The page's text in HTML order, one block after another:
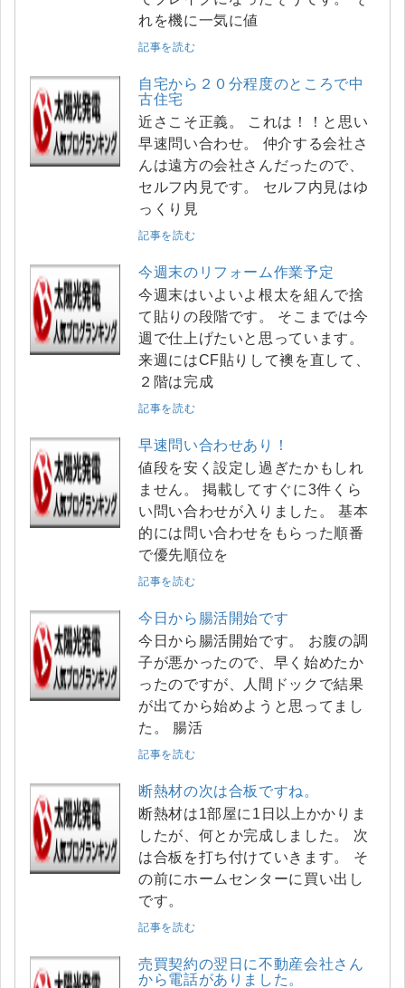
れを機に一気に値
記事を読む
自宅から２０分程度のところで中
古住宅
近さこそ正義。 これは！！と思い
早速問い合わせ。 仲介する会社さ
んは遠方の会社さんだったので、
セルフ内見です。 セルフ内見はゆ
っくり見
記事を読む
今週末のリフォーム作業予定
今週末はいよいよ根太を組んで捨
て貼りの段階です。 そこまでは今
週で仕上げたいと思っています。
来週にはCF貼りして襖を直して、
２階は完成
記事を読む
早速問い合わせあり！
値段を安く設定し過ぎたかもしれ
ません。 掲載してすぐに3件くら
い問い合わせが入りました。 基本
的には問い合わせをもらった順番
で優先順位を
記事を読む
今日から腸活開始です
今日から腸活開始です。 お腹の調
子が悪かったので、早く始めたか
ったのですが、人間ドックで結果
が出てから始めようと思ってまし
た。 腸活
記事を読む
断熱材の次は合板ですね。
断熱材は1部屋に1日以上かかりま
したが、何とか完成しました。 次
は合板を打ち付けていきます。 そ
の前にホームセンターに買い出し
です。
記事を読む
売買契約の翌日に不動産会社さん
から電話がありました。